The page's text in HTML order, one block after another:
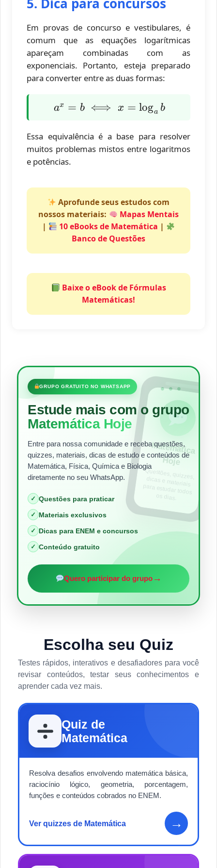
Em provas de concurso e vestibulares, é
comum que as equações logarítmicas
apareçam combinadas com as
exponenciais. Portanto, esteja preparado
para converter entre as duas formas:
a^x =
x =
\log_a
b
ax = b ⟺ x = loga b
Essa equivalência é a base para resolver
muitos problemas mistos entre logaritmos
e potências.
Aprofunde seus estudos com
nossos materiais:
Mapas Mentais
|
10 eBooks de Matemática |
Banco de Questões
Baixe o eBook de Fórmulas
Matemáticas!
•••
GRUPO GRATUITO NO WHATSAPP
Estude mais com o grupo
Matemática Hoje
Entre para nossa comunidade e receba questões,
quizzes, materiais, dicas de estudo e conteúdos de
Matemática, Física, Química e Biologia
diretamente no seu WhatsApp.
✓ Questões para praticar
✓ Materiais exclusivos
✓ Dicas para ENEM e concursos
✓ Conteúdo gratuito
Quero participar do grupo→
Matem
ática
Hoje
Questões, quizzes,
dicas e materiais
para estudar todos
os dias.
Escolha seu Quiz
Testes rápidos, interativos e desafiadores para você
revisar conteúdos, testar seus conhecimentos e
aprender cada vez mais.
Quiz de
Matemática
Resolva desafios envolvendo matemática básica,
raciocínio lógico, geometria, porcentagem,
funções e conteúdos cobrados no ENEM.
Ver quizzes de Matemática →